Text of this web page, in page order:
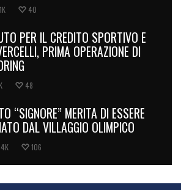
40
PER IL CREDITO SPORTIVO E
PRIMA OPERAZIONE DI
48
“SIGNORE” MERITA DI ESSERE
DAL VILLAGGIO OLIMPICO
106